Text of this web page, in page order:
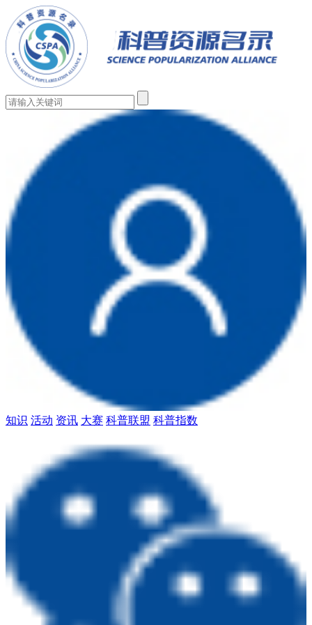
知识 活动 资讯 大赛 科普联盟 科普指数